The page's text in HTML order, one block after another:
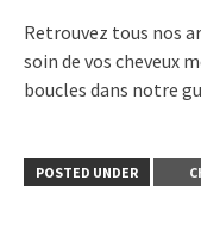
Retrouvez tous nos
soin de vos cheveux
boucles dans notre
POSTED UNDER